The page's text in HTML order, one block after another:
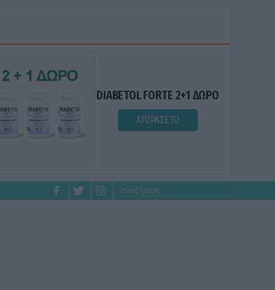
DIABETOL FORTE 2+1 ΔΩΡΟ
ΑΓΟΡΑΣΕ ΤΟ